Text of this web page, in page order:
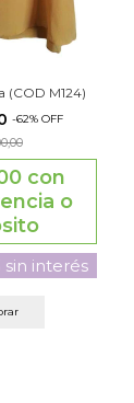
(COD M124)
-62% OFF
con
o
sin interés